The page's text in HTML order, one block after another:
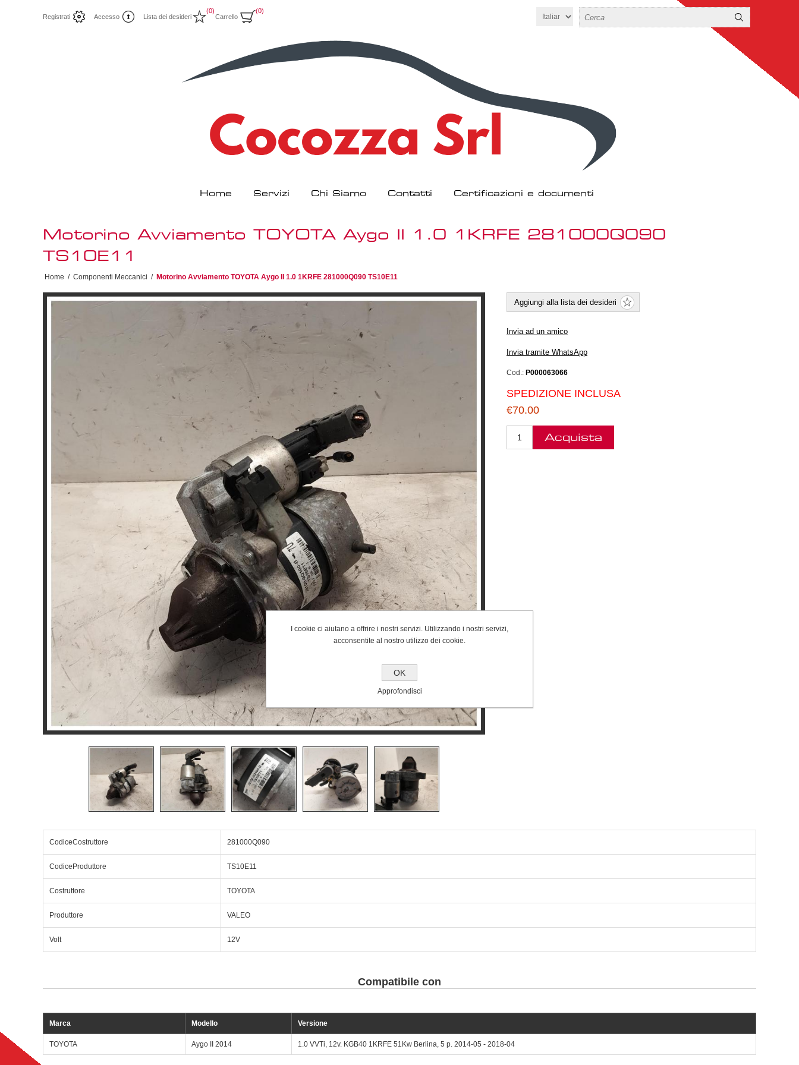
Registrati Accesso Lista dei desideri
(0)
Carrello
(0)
Home Servizi Chi Siamo Contatti Certificazioni e documenti
Motorino Avviamento TOYOTA Aygo II 1.0 1KRFE 281000Q090
TS10E11
Home / Componenti Meccanici / Motorino Avviamento TOYOTA Aygo II 1.0 1KRFE 281000Q090 TS10E11
Aggiungi alla lista dei desideri
Invia ad un amico
Invia tramite WhatsApp
Cod.: P000063066
SPEDIZIONE INCLUSA
€70.00
Acquista
CodiceCostruttore 281000Q090
CodiceProduttore TS10E11
Costruttore TOYOTA
Produttore VALEO
Volt 12V
Compatibile con
Marca Modello Versione
TOYOTA Aygo II 2014 1.0 VVTi, 12v. KGB40 1KRFE 51Kw Berlina, 5 p. 2014-05 - 2018-04
I cookie ci aiutano a offrire i nostri servizi. Utilizzando i nostri servizi,
acconsentite al nostro utilizzo dei cookie.
OK
Approfondisci